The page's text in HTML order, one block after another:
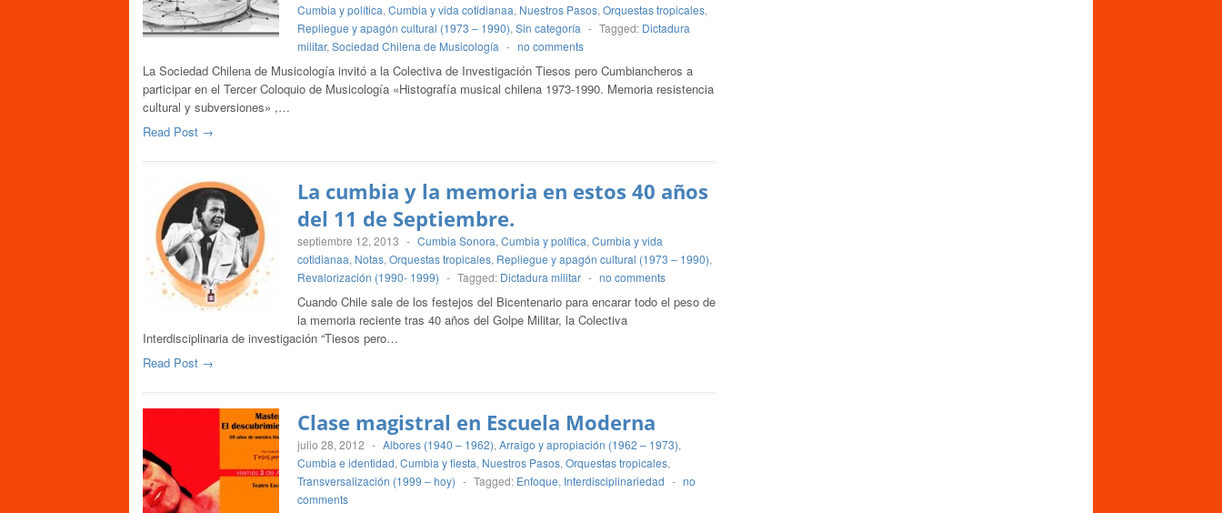
Cumbia y política, Cumbia y vida cotidianaa, Nuestros Pasos, Orquestas tropicales,
Repliegue y apagón cultural (1973 – 1990), Sin categoría - Tagged: Dictadura
militar, Sociedad Chilena de Musicología - no comments
La Sociedad Chilena de Musicología invitó a la Colectiva de Investigación Tiesos pero Cumbiancheros a
participar en el Tercer Coloquio de Musicología «Histografía musical chilena 1973-1990. Memoria resistencia
cultural y subversiones» ,…
Read Post →
La cumbia y la memoria en estos 40 años
del 11 de Septiembre.
septiembre 12, 2013 - Cumbia Sonora, Cumbia y política, Cumbia y vida
cotidianaa, Notas, Orquestas tropicales, Repliegue y apagón cultural (1973 – 1990),
Revalorización (1990- 1999) - Tagged: Dictadura militar - no comments
Cuando Chile sale de los festejos del Bicentenario para encarar todo el peso de
la memoria reciente tras 40 años del Golpe Militar, la Colectiva
Interdisciplinaria de investigación “Tiesos pero…
Read Post →
Clase magistral en Escuela Moderna
julio 28, 2012 - Albores (1940 – 1962), Arraigo y apropiación (1962 – 1973),
Cumbia e identidad, Cumbia y fiesta, Nuestros Pasos, Orquestas tropicales,
Transversalización (1999 – hoy) - Tagged: Enfoque, Interdisciplinariedad - no
comments